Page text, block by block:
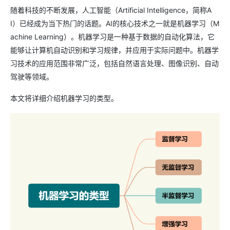
随着科技的不断发展，人工智能（Artificial Intelligence，简称A
I）已经成为当下热门的话题。AI的核心技术之一就是机器学习（M
achine Learning）。机器学习是一种基于数据的自动化算法，它
能够让计算机自动识别和学习规律，并应用于实际问题中。机器学
习技术的应用范围非常广泛，包括自然语言处理、图像识别、自动
驾驶等领域。
本文将详细介绍机器学习的类型。